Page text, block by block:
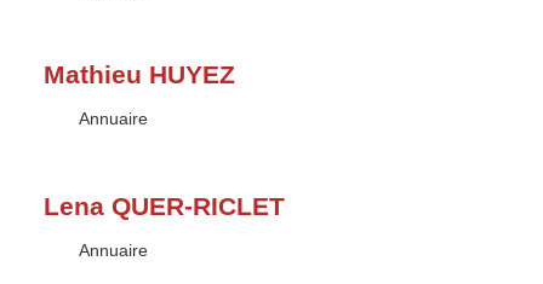
Mathieu HUYEZ
Type :
Annuaire
Lena QUER-RICLET
Type :
Annuaire